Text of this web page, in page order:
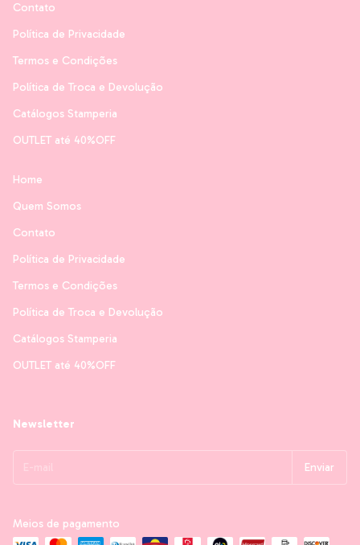
Contato
Política de Privacidade
Termos e Condições
Política de Troca e Devolução
Catálogos Stamperia
OUTLET até 40%OFF
Home
Quem Somos
Contato
Política de Privacidade
Termos e Condições
Política de Troca e Devolução
Catálogos Stamperia
OUTLET até 40%OFF
Newsletter
Meios de pagamento